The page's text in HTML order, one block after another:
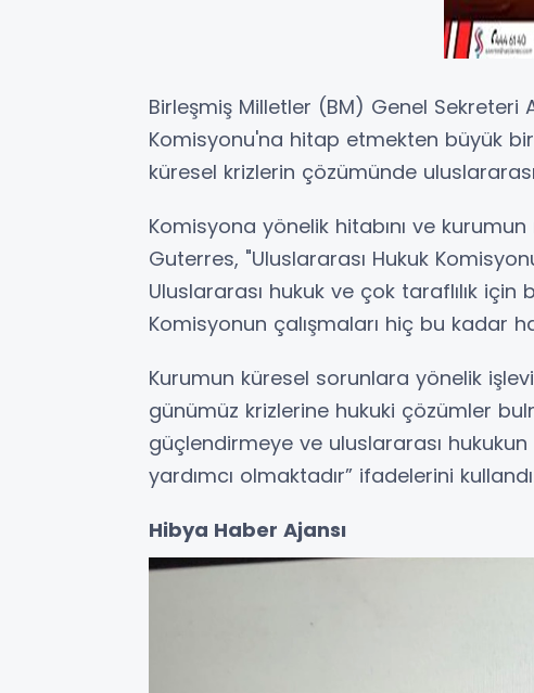
Birleşmiş Milletler (BM) Genel Sekreteri
Komisyonu'na hitap etmekten büyük
küresel krizlerin çözümünde
Komisyona yönelik hitabını ve
Guterres, "Uluslararası Hukuk
Uluslararası hukuk ve çok taraflılık
Komisyonun çalışmaları hiç bu kadar
Kurumun küresel sorunlara yönelik
günümüz krizlerine hukuki çözümler
güçlendirmeye ve uluslararası
yardımcı olmaktadır” ifadelerini
Hibya Haber Ajansı